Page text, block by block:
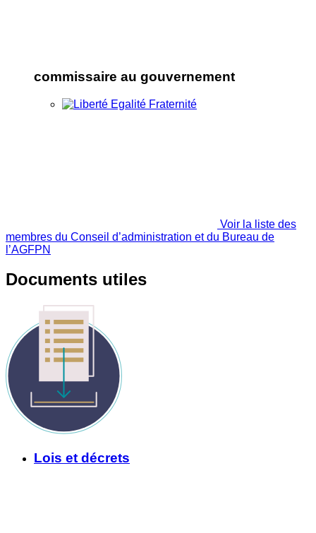
commissaire au gouvernement
Voir la liste des
membres du Conseil d’administration et du Bureau de
l’AGFPN
Documents utiles
Lois et décrets